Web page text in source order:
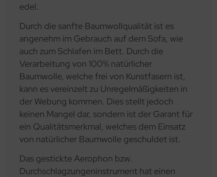
edel.
Durch die sanfte Baumwollqualität ist es
angenehm im Gebrauch auf dem Sofa, wie
auch zum Schlafen im Bett. Durch die
Verarbeitung von 100% natürlicher
Baumwolle, welche frei von Kunstfasern ist,
kann es vereinzelt zu Unregelmäßigkeiten in
der Webung kommen. Dies stellt jedoch
keinen Mangel dar, sondern ist der Garant für
ein Qualitätsmerkmal, welches dem Einsatz
von natürlicher Baumwolle geschuldet ist.
Das gestickte Aerophon bzw.
Durchschlagzungeninstrument hat einen